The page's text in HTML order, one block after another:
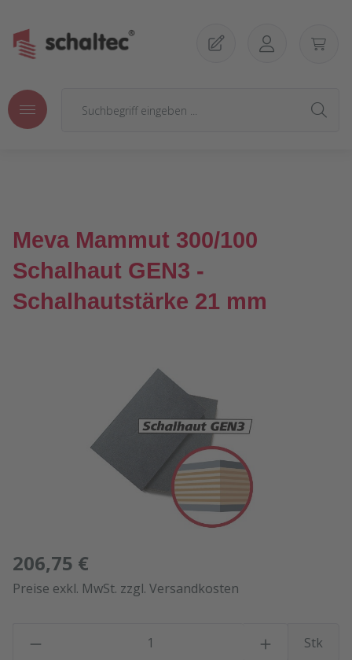
Meva Mammut 300/100
Schalhaut GEN3 -
Schalhautstärke 21 mm
Bildergalerie überspringen
206,75 €
Preise exkl. MwSt. zzgl. Versandkosten
Stk